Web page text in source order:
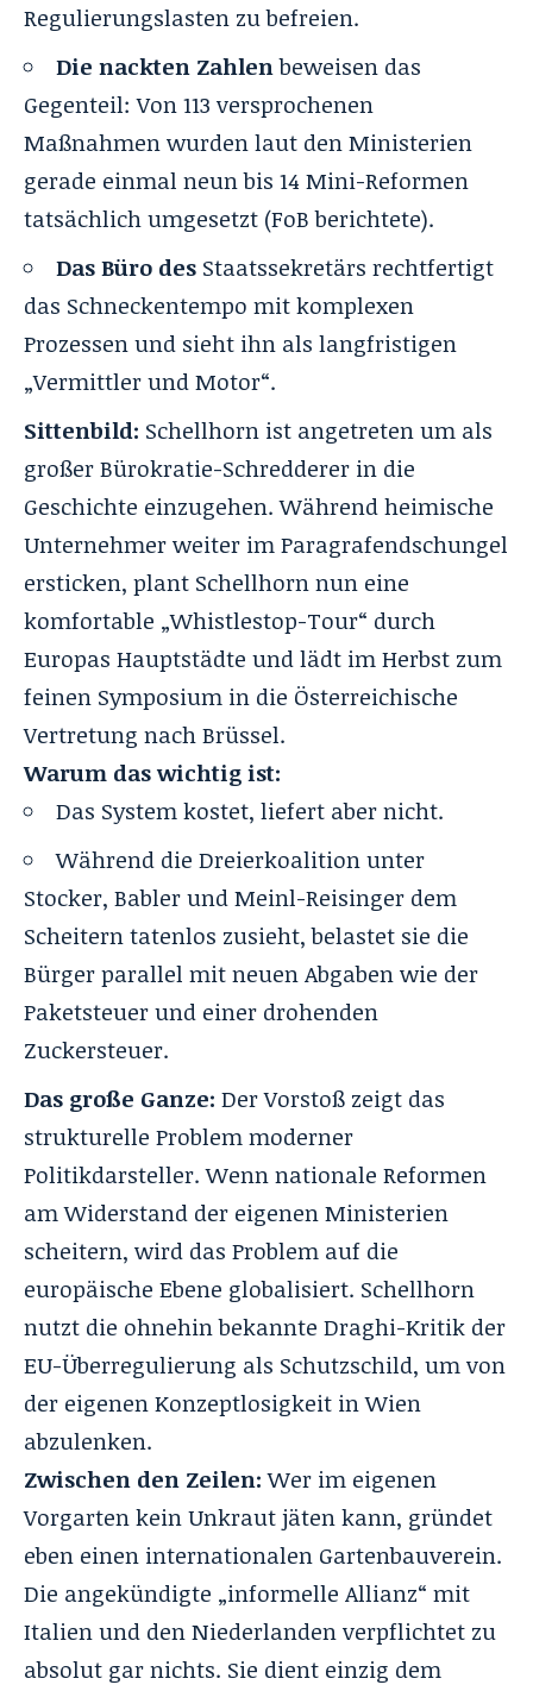
Regulierungslasten zu befreien.
Die nackten Zahlenbeweisen das
Gegenteil: Von 113 versprochenen
Maßnahmen wurden laut den Ministerien
gerade einmal neun bis 14 Mini-Reformen
tatsächlich umgesetzt (FoB berichtete).
Das Büro des Staatssekretärs rechtfertigt
das Schneckentempo mit komplexen
Prozessen und sieht ihn als langfristigen
„Vermittler und Motor“.
Sittenbild: Schellhorn ist angetreten um als
großer Bürokratie-Schredderer in die
Geschichte einzugehen. Während heimische
Unternehmer weiter im Paragrafendschungel
ersticken, plant Schellhorn nun eine
komfortable „Whistlestop-Tour“ durch
Europas Hauptstädte und lädt im Herbst zum
feinen Symposium in die Österreichische
Vertretung nach Brüssel.
Warum das wichtig ist:
Das System kostet, liefert aber nicht.
Während die Dreierkoalition unter
Stocker, Babler und Meinl-Reisinger dem
Scheitern tatenlos zusieht, belastet sie die
Bürger parallel mit neuen Abgabenwie der
Paketsteuerund einer drohenden
Zuckersteuer.
Das große Ganze: Der Vorstoß zeigt das
strukturelle Problem moderner
Politikdarsteller. Wenn nationale Reformen
am Widerstand der eigenen Ministerien
scheitern, wird das Problem auf die
europäische Ebene globalisiert. Schellhorn
nutzt die ohnehin bekannte Draghi-Kritik der
EU-Überregulierung als Schutzschild, um von
der eigenen Konzeptlosigkeit in Wien
abzulenken.
Zwischen den Zeilen:Wer im eigenen
Vorgarten kein Unkraut jäten kann, gründet
eben einen internationalen Gartenbauverein.
Die angekündigte „informelle Allianz“ mit
Italien und den Niederlanden verpflichtet zu
absolut gar nichts. Sie dient einzig dem